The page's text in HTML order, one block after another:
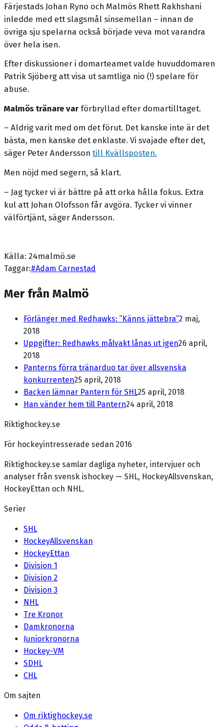
Färjestads Johan Ryno och Malmös Rhett Rakhshani
inledde med ett slagsmål sinsemellan – innan de
övriga sju spelarna också började veva mot varandra
över hela isen.
Efter diskussioner i domarteamet valde huvuddomaren
Patrik Sjöberg att visa ut samtliga nio (!) spelare för
abuse.
Malmös tränare var förbryllad efter domartilltaget.
– Aldrig varit med om det förut. Det kanske inte är det
bästa, men kanske det enklaste. Vi svajade efter det,
säger Peter Andersson till Kvällsposten.
Men nöjd med segern, så klart.
– Jag tycker vi är bättre på att orka hålla fokus. Extra
kul att Johan Olofsson får avgöra. Tycker vi vinner
välförtjänt, säger Andersson.
Källa: 24malmö.se
Taggar:#Adam Carnestad
Mer från Malmö
Förlänger med Redhawks: ”Känns jättebra”2 maj,
2018
Uppgifter: Redhawks målvakt lånas ut igen26 april,
2018
Panterns förra tränarduo tar över allsvenska
konkurrenten25 april, 2018
Backen lämnar Pantern för SHL25 april, 2018
Han vänder hem till Pantern24 april, 2018
Riktighockey.se
För hockeyintresserade sedan 2016
Riktighockey.se samlar dagliga nyheter, intervjuer och
analyser från svensk ishockey — SHL, HockeyAllsvenskan,
HockeyEttan och NHL.
Serier
SHL
HockeyAllsvenskan
HockeyEttan
Division 1
Division 2
Division 3
NHL
Tre Kronor
Damkronorna
Juniorkronorna
Hockey-VM
SDHL
CHL
Om sajten
Om riktighockey.se